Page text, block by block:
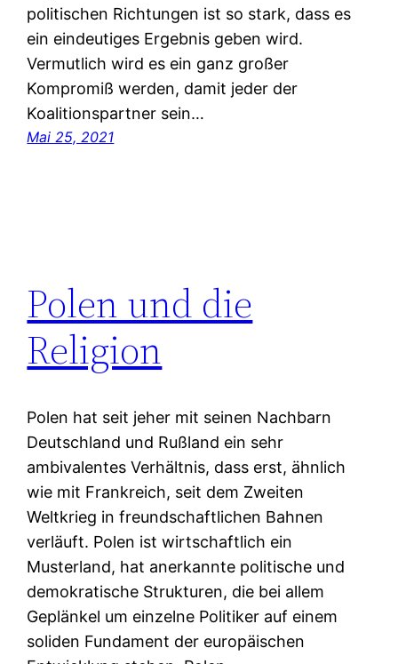
politischen Richtungen ist so stark, dass es
ein eindeutiges Ergebnis geben wird.
Vermutlich wird es ein ganz großer
Kompromiß werden, damit jeder der
Koalitionspartner sein…
Mai 25, 2021
Polen und die
Religion
Polen hat seit jeher mit seinen Nachbarn
Deutschland und Rußland ein sehr
ambivalentes Verhältnis, dass erst, ähnlich
wie mit Frankreich, seit dem Zweiten
Weltkrieg in freundschaftlichen Bahnen
verläuft. Polen ist wirtschaftlich ein
Musterland, hat anerkannte politische und
demokratische Strukturen, die bei allem
Geplänkel um einzelne Politiker auf einem
soliden Fundament der europäischen